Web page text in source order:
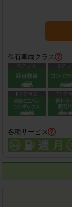
保有車両クラス
各種サービス